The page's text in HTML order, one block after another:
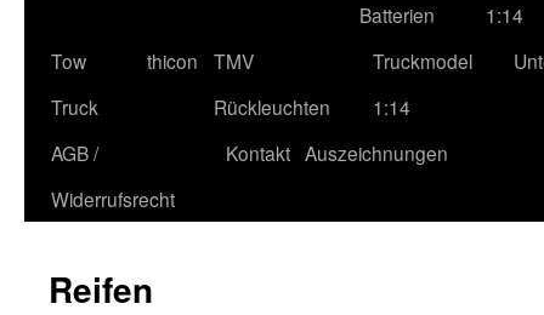
Batterien
1:14
Tow
Truck
thicon
TMV
Rückleuchten
Truckmodel
1:14
AGB /
Widerrufsrecht
Kontakt Auszeichnungen
Reifen